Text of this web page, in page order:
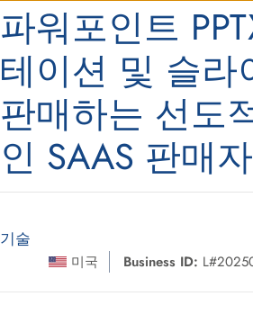
파워포인트
테이션 및 슬라
판매하는 선도
인 SAAS 판매자
기술
미국 Business ID: